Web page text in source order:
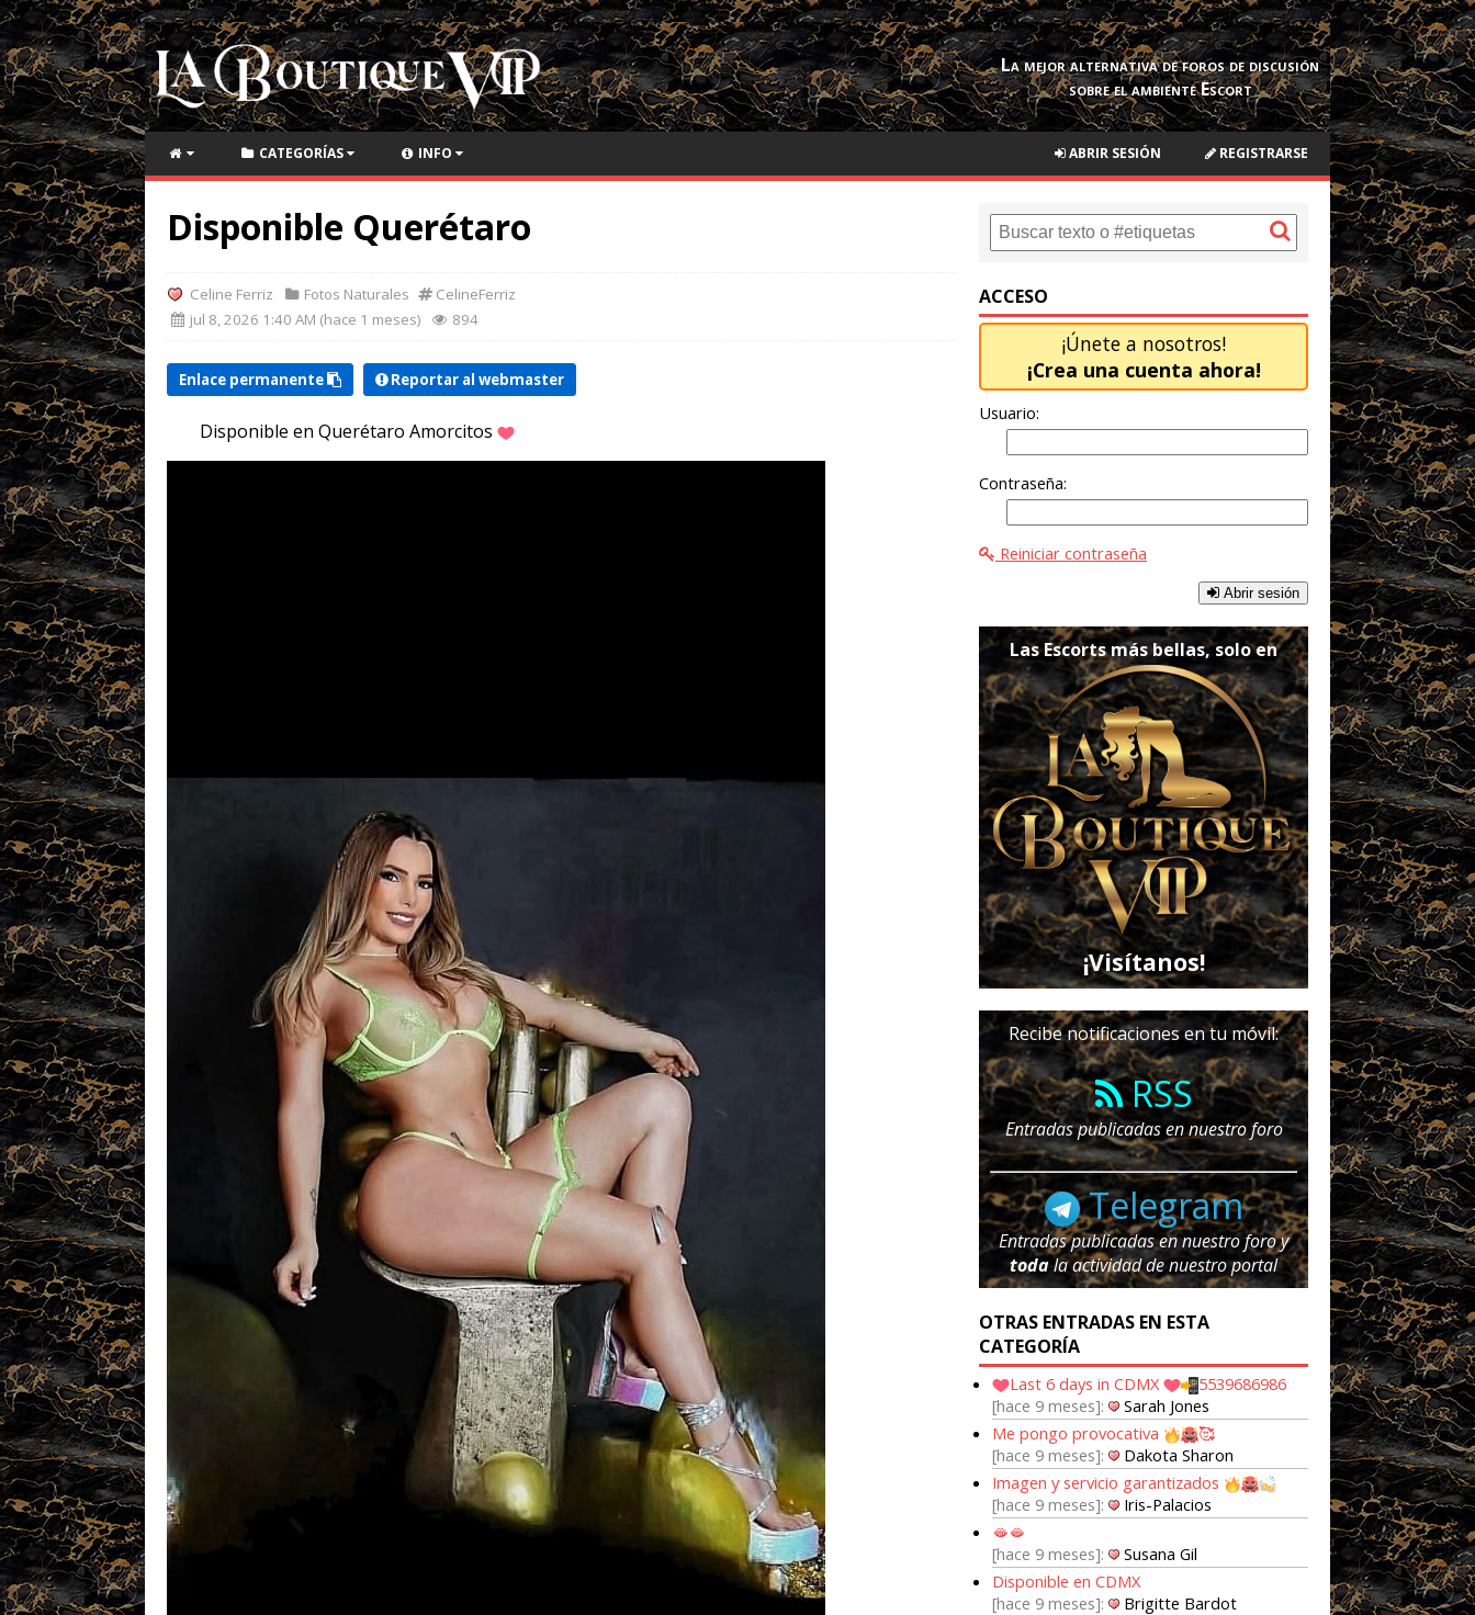
La mejor alternativa de foros de discusión
sobre el ambiente Escort
CATEGORÍAS INFO REGISTRARSE
ABRIR SESIÓN
Disponible Querétaro
Celine Ferriz Fotos Naturales
CelineFerriz
jul 8, 2026 1:40 AM (hace 1 meses)
894
Enlace permanente Reportar al webmaster
Disponible en Querétaro Amorcitos
ACCESO
¡Únete a nosotros!
¡Crea una cuenta ahora!
Usuario:
Contraseña:
Reiniciar contraseña
Abrir sesión
Las Escorts más bellas, solo en
¡Visítanos!
Recibe notificaciones en tu móvil:
RSS
Entradas publicadas en nuestro foro
Telegram
Entradas publicadas en nuestro foro y
todala actividad de nuestro portal
OTRAS ENTRADAS EN ESTA
CATEGORÍA
Last 6 days in CDMX
5539686986
hace 9 meses
Sarah Jones
Me pongo provocativa
🥰
hace 9 meses
Dakota Sharon
Imagen y servicio garantizados
hace 9 meses
Iris-Palacios
🫦🫦
hace 9 meses
Susana Gil
Disponible en CDMX
hace 9 meses
Brigitte Bardot